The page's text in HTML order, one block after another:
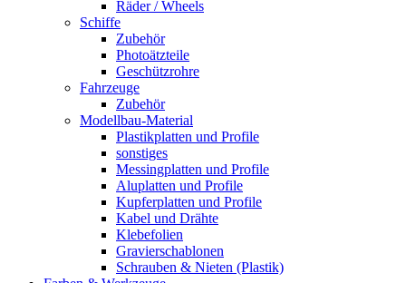
Räder / Wheels
Schiffe
Zubehör
Photoätzteile
Geschützrohre
Fahrzeuge
Zubehör
Modellbau-Material
Plastikplatten und Profile
sonstiges
Messingplatten und Profile
Aluplatten und Profile
Kupferplatten und Profile
Kabel und Drähte
Klebefolien
Gravierschablonen
Schrauben & Nieten (Plastik)